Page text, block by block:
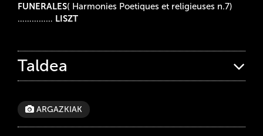
FUNERALES( Harmonies Poetiques et religieuses n.7)
…………… LISZT
Taldea
ARGAZKIAK